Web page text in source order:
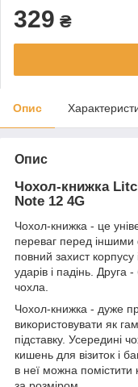
329 ₴
Опис
Опис
Чохол-книжка
Note 12 4G
Чохол-книжка - це
переваг перед
повний захист
ударів і падінь. Друга
чохла.
Чохол-книжка - дуже
використовувати як
підставку. Усередині
кишень для візиток і
в неї можна помістити